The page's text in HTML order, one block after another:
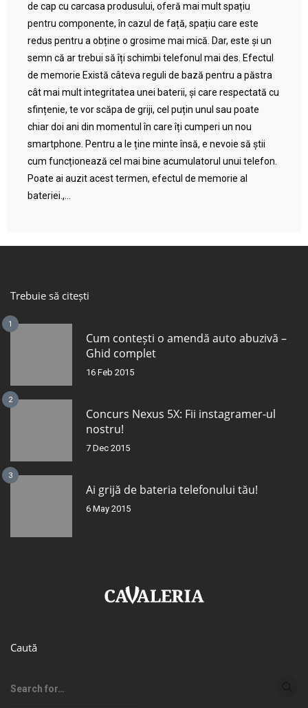
de cap cu carcasa produsului, oferă mai mult spațiu
pentru componente, în cazul de față, spațiu care este
redus pentru a obține o grosime mai mică. Dar, este și un
semn că ar trebui să îți schimbi telefonul mai des. Efectul
de memorie Există câteva reguli de bază pentru a păstra
cât mai mult integritatea unei baterii, și care respectată cu
sfințenie, te vor scăpa de griji, cel puțin unul sau poate
chiar doi ani din momentul în care îți cumperi un nou
smartphone. Pentru a le ține minte însă, e nevoie să știi
cum funcționează cel mai bine acumulatorul unui telefon.
Poate ai auzit acest termen, efectul de memorie al
bateriei.,...
Trebuie să citești
1
Cum contești o amendă auto abuzivă –
Ghid complet
16 Feb 2015
2
Concurs Nexus 5X: Fii instagramer-ul
nostru!
7 Dec 2015
3
Ai grijă de bateria telefonului tău!
6 May 2015
Caută